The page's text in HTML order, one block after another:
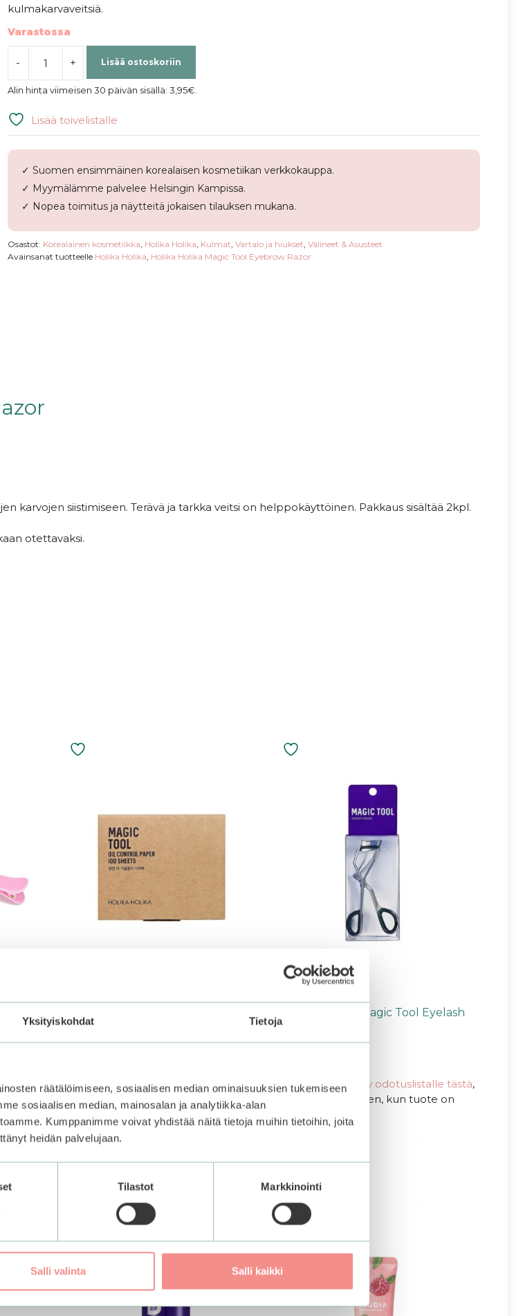
Yksityiskohdat Tietoja
räätälöimiseen, sosiaalisen median ominaisuuksien tukemiseen
sosiaalisen median, mainosalan ja analytiikka-alan
Kumppanimme voivat yhdistää näitä tietoja muihin tietoihin, joita
heidän palvelujaan.
Tilastot Markkinointi
Salli valinta Salli kaikki
kulmakarvaveitsiä.
Varastossa
-
Holika
Magic
Tool
(2kpl)
määrä
+ Lisää ostoskoriin
Alin hinta viimeisen 30 päivän sisällä: 3,95€
Lisää toivelistalle
✓ Suomen ensimmäinen korealaisen kosmetiikan verkkokauppa.
✓ Myymälämme palvelee Helsingin Kampissa.
✓ Nopea toimitus ja näytteitä jokaisen tilauksen mukana.
Osastot: Korealainen kosmetiikka Holika Holika Kulmat Vartalo ja hiukset Välineet & Asusteet
Avainsanat tuotteelle Holika Holika Holika Holika Magic Tool Eyebrow Razor
karvojen siistimiseen. Terävä ja tarkka veitsi on helppokäyttöinen. Pakkaus sisältää 2kpl.
otettavaksi.
Control Paper
Varasto loppu.Liity odotuslistalle tästä,
niin saat ilmoituksen, kun tuote on
jälleen saatavilla.
Holika Holika | Magic Tool Eyelash
Curler
Varasto loppu. Liity odotuslistalle tästä,
niin saat ilmoituksen, kun tuote on